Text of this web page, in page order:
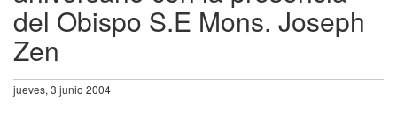
del Obispo S.E Mons. Joseph
Zen
jueves, 3 junio 2004